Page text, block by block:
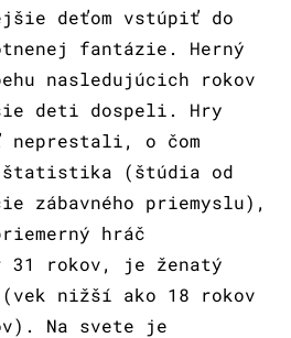
deťom vstúpiť do
fantázie. Herný
nasledujúcich rokov
deti dospeli. Hry
neprestali, o čom
štatistika (štúdia od
zábavného priemyslu),
hráč
31 rokov, je ženatý
nižší ako 18 rokov
Na svete je